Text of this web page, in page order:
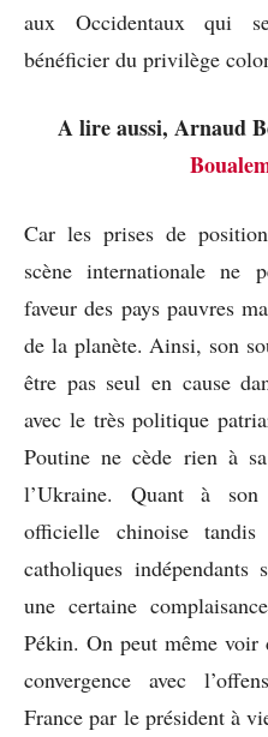
aux Occidentaux qui
bénéficier du privilège
A lire aussi, Arnaud
Car les prises de
scène internationale ne
faveur des pays pauvres
de la planète. Ainsi, son
être pas seul en cause
avec le très politique
Poutine ne cède rien à
l’Ukraine. Quant à son
officielle chinoise
catholiques
une certaine
Pékin. On peut même voir
convergence avec
France par le président à